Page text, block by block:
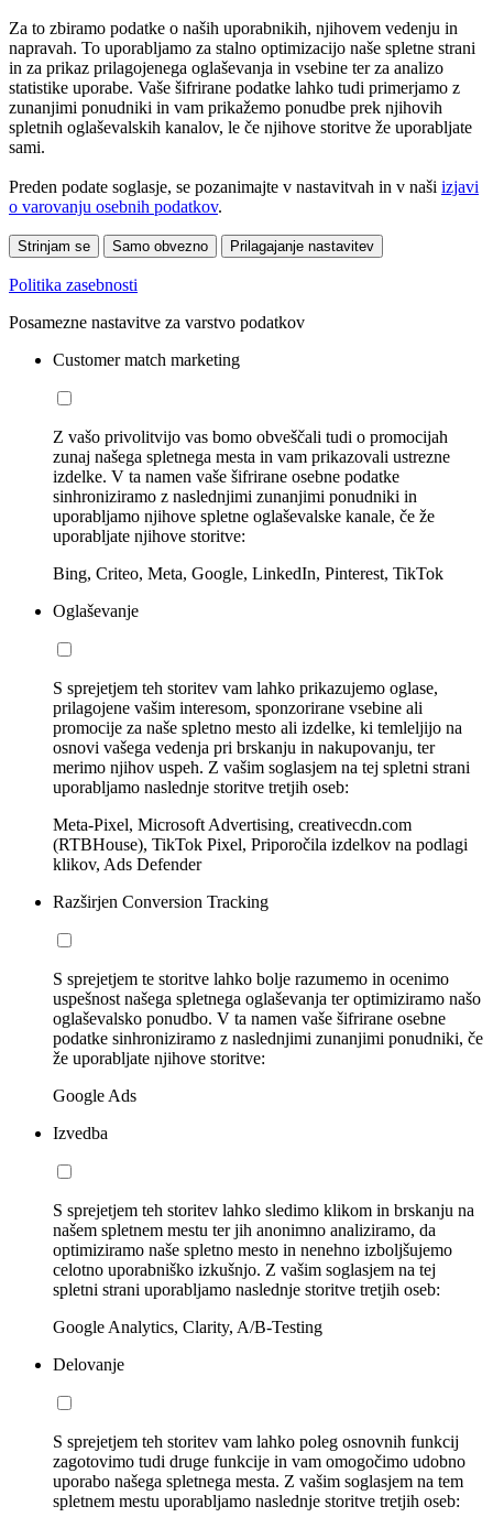
Za to zbiramo podatke o naših uporabnikih, njihovem vedenju in
napravah. To uporabljamo za stalno optimizacijo naše spletne strani
in za prikaz prilagojenega oglaševanja in vsebine ter za analizo
statistike uporabe. Vaše šifrirane podatke lahko tudi primerjamo z
zunanjimi ponudniki in vam prikažemo ponudbe prek njihovih
spletnih oglaševalskih kanalov, le če njihove storitve že uporabljate
sami.
Preden podate soglasje, se pozanimajte v nastavitvah in v naši izjavi
o varovanju osebnih podatkov.
Strinjam se Samo obvezno Prilagajanje nastavitev
Politika zasebnosti
Posamezne nastavitve za varstvo podatkov
Customer match marketing
Z vašo privolitvijo vas bomo obveščali tudi o promocijah
zunaj našega spletnega mesta in vam prikazovali ustrezne
izdelke. V ta namen vaše šifrirane osebne podatke
sinhroniziramo z naslednjimi zunanjimi ponudniki in
uporabljamo njihove spletne oglaševalske kanale, če že
uporabljate njihove storitve:
Bing, Criteo, Meta, Google, LinkedIn, Pinterest, TikTok
Oglaševanje
S sprejetjem teh storitev vam lahko prikazujemo oglase,
prilagojene vašim interesom, sponzorirane vsebine ali
promocije za naše spletno mesto ali izdelke, ki temleljijo na
osnovi vašega vedenja pri brskanju in nakupovanju, ter
merimo njihov uspeh. Z vašim soglasjem na tej spletni strani
uporabljamo naslednje storitve tretjih oseb:
Meta-Pixel, Microsoft Advertising, creativecdn.com
(RTBHouse), TikTok Pixel, Priporočila izdelkov na podlagi
klikov, Ads Defender
Razširjen Conversion Tracking
S sprejetjem te storitve lahko bolje razumemo in ocenimo
uspešnost našega spletnega oglaševanja ter optimiziramo našo
oglaševalsko ponudbo. V ta namen vaše šifrirane osebne
podatke sinhroniziramo z naslednjimi zunanjimi ponudniki, če
že uporabljate njihove storitve:
Google Ads
Izvedba
S sprejetjem teh storitev lahko sledimo klikom in brskanju na
našem spletnem mestu ter jih anonimno analiziramo, da
optimiziramo naše spletno mesto in nenehno izboljšujemo
celotno uporabniško izkušnjo. Z vašim soglasjem na tej
spletni strani uporabljamo naslednje storitve tretjih oseb:
Google Analytics, Clarity, A/B-Testing
Delovanje
S sprejetjem teh storitev vam lahko poleg osnovnih funkcij
zagotovimo tudi druge funkcije in vam omogočimo udobno
uporabo našega spletnega mesta. Z vašim soglasjem na tem
spletnem mestu uporabljamo naslednje storitve tretjih oseb: